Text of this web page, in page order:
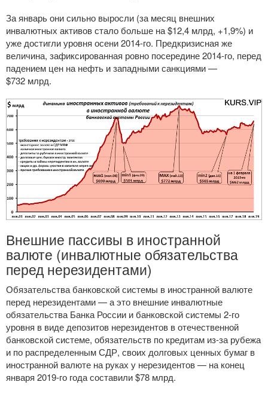
За январь они сильно выросли (за месяц внешних
инвалютных активов стало больше на $12,4 млрд, +1,9%) и
уже достигли уровня осени2014-го. Предкризисная же
величина, зафиксированная ровно посередине2014-го, перед
падением цен на нефть и западными санкциями —
$732 млрд.
Внешние пассивы в иностранной
валюте (инвалютные обязательства
перед нерезидентами)
Обязательства банковской системы в иностранной валюте
перед нерезидентами — а это внешние инвалютные
обязательства Банка России и банковской системы 2-го
уровня в виде депозитов нерезидентов в отечественной
банковской системе, обязательств по кредитам из-за рубежа
и по распределенным СДР, своих долговых ценных бумаг в
иностранной валюте на руках у нерезидентов — на конец
января 2019-го года составили $78 млрд.